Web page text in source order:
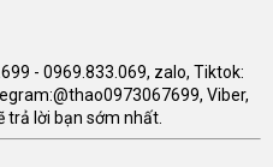
- 0969.833.069, zalo, Tiktok:
Viber,
trả lời bạn sớm nhất.